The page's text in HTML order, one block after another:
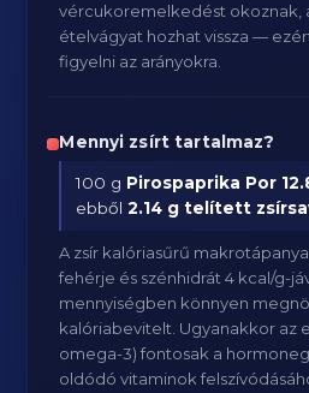
vércukoremelkedést okoznak,
ételvágyat hozhat vissza —
figyelni az arányokra.
Mennyi zsírt tartalmaz?
100 g Pirospaprika Por
ebből2.14 g telített
A zsír kalóriasűrű
fehérje és szénhidrát 4 kcal/g-
mennyiségben könnyen
kalóriabevitelt. Ugyanakkor az
omega-3) fontosak a
oldódó vitaminok